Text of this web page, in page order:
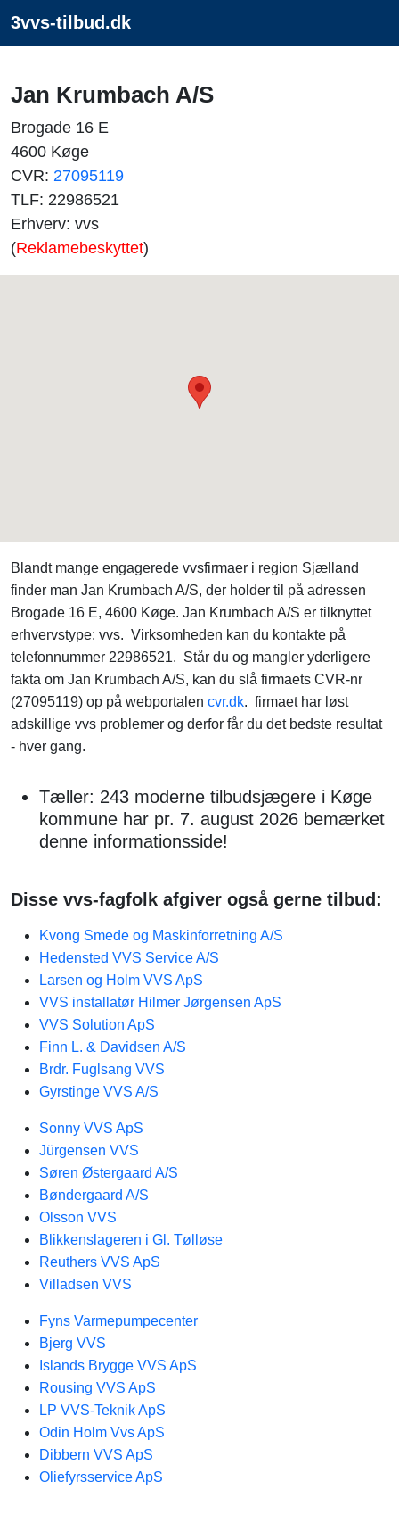
3vvs-tilbud.dk
Jan Krumbach A/S
Brogade 16 E
4600 Køge
CVR: 27095119
TLF: 22986521
Erhverv: vvs
(Reklamebeskyttet)
Blandt mange engagerede vvsfirmaer i region Sjælland
finder man Jan Krumbach A/S, der holder til på adressen
Brogade 16 E, 4600 Køge. Jan Krumbach A/S er tilknyttet
erhvervstype: vvs. Virksomheden kan du kontakte på
telefonnummer 22986521. Står du og mangler yderligere
fakta om Jan Krumbach A/S, kan du slå firmaets CVR-nr
(27095119) op på webportalen cvr.dk. firmaet har løst
adskillige vvs problemer og derfor får du det bedste resultat
- hver gang.
Tæller: 243 moderne tilbudsjægere i Køge
kommune har pr. 7. august 2026 bemærket
denne informationsside!
Disse vvs-fagfolk afgiver også gerne tilbud:
Kvong Smede og Maskinforretning A/S
Hedensted VVS Service A/S
Larsen og Holm VVS ApS
VVS installatør Hilmer Jørgensen ApS
VVS Solution ApS
Finn L. & Davidsen A/S
Brdr. Fuglsang VVS
Gyrstinge VVS A/S
Sonny VVS ApS
Jürgensen VVS
Søren Østergaard A/S
Bøndergaard A/S
Olsson VVS
Blikkenslageren i Gl. Tølløse
Reuthers VVS ApS
Villadsen VVS
Fyns Varmepumpecenter
Bjerg VVS
Islands Brygge VVS ApS
Rousing VVS ApS
LP VVS-Teknik ApS
Odin Holm Vvs ApS
Dibbern VVS ApS
Oliefyrsservice ApS